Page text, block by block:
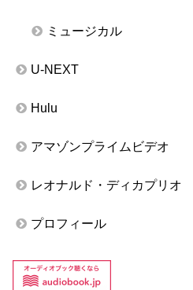
ミュージカル
U-NEXT
Hulu
アマゾンプライムビデオ
レオナルド・ディカプリオ
プロフィール